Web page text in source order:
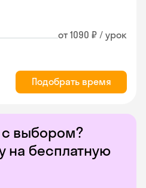
выбором?
на бесплатную
от 1090 ₽ / урок
Подобрать время